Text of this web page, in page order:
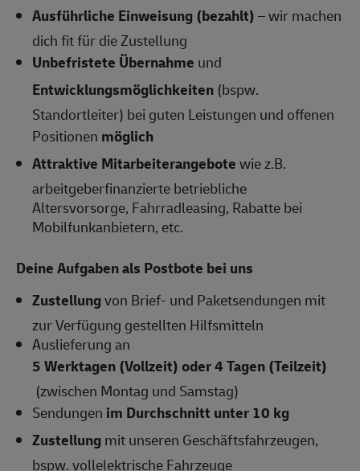
Ausführliche Einweisung (bezahlt)– wir machen
dich fit für die Zustellung
Unbefristete Übernahme und
Entwicklungsmöglichkeiten (bspw.
Standortleiter) bei guten Leistungen und offenen
Positionen möglich
Attraktive Mitarbeiterangebotewie z.B.
arbeitgeberfinanzierte betriebliche
Altersvorsorge, Fahrradleasing, Rabatte bei
Mobilfunkanbietern, etc.
Deine Aufgaben als Postbote bei uns
Zustellungvon Brief- und Paketsendungen mit
zur Verfügung gestellten Hilfsmitteln
Auslieferung an
5 Werktagen (Vollzeit) oder 4 Tagen (Teilzeit)
(zwischen Montag und Samstag)
Sendungen im Durchschnitt unter 10 kg
Zustellungmit unseren Geschäftsfahrzeugen,
bspw. vollelektrische Fahrzeuge